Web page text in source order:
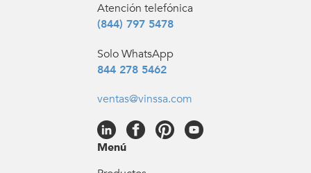
Atención telefónica
(844) 797 5478
Solo WhatsApp
844 278 5462
ventas@vinssa.com
Menú